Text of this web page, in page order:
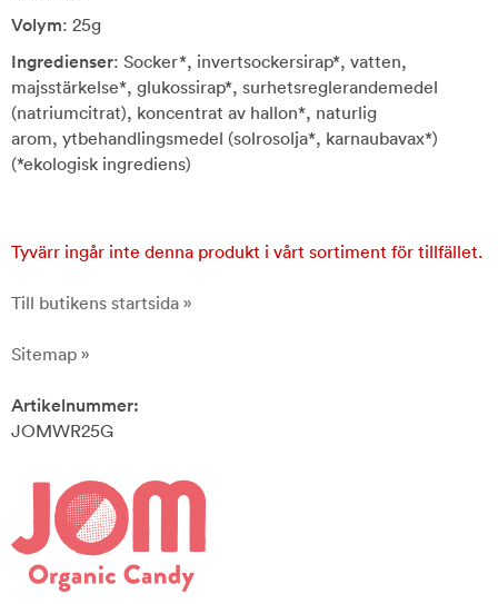
Volym: 25g
Ingredienser: Socker*, invertsockersirap*, vatten,
majsstärkelse*, glukossirap*, surhetsreglerandemedel
(natriumcitrat), koncentrat av hallon*, naturlig
arom, ytbehandlingsmedel (solrosolja*, karnaubavax*)
(*ekologisk ingrediens)
Tyvärr ingår inte denna produkt i vårt sortiment för tillfället.
Till butikens startsida »
Sitemap »
Artikelnummer:
JOMWR25G